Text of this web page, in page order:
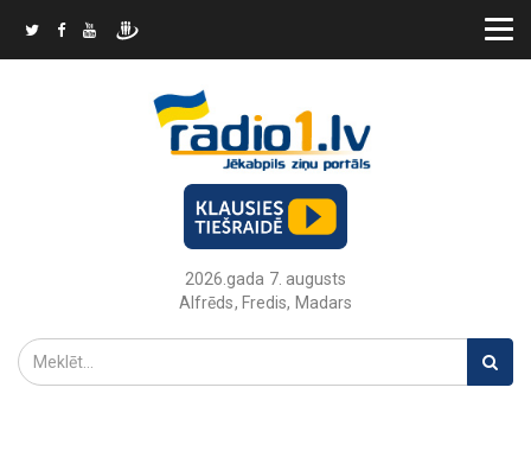
2026.gada 7. augusts
Alfrēds, Fredis, Madars